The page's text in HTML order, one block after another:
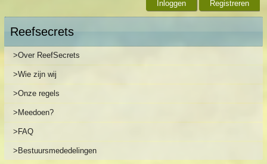
Inloggen Registreren
Reefsecrets
>Over ReefSecrets
>Wie zijn wij
>Onze regels
>Meedoen?
>FAQ
>Bestuursmededelingen